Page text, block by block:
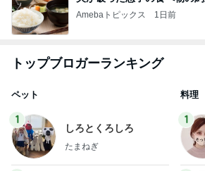
Amebaトピックス 1日前
トップブロガーランキング
ペット
1
しろとくろしろ
たまねぎ
料理
1